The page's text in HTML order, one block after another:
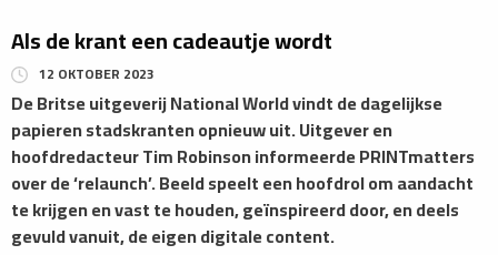
Als de krant een cadeautje wordt
12 OKTOBER 2023
De Britse uitgeverij National World vindt de dagelijkse
papieren stadskranten opnieuw uit. Uitgever en
hoofdredacteur Tim Robinson informeerde PRINTmatters
over de ‘relaunch’. Beeld speelt een hoofdrol om aandacht
te krijgen en vast te houden, geïnspireerd door, en deels
gevuld vanuit, de eigen digitale content.